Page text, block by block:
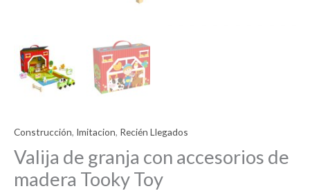
Construcción, Imitacion, Recién Llegados
Valija de granja con accesorios de
madera Tooky Toy